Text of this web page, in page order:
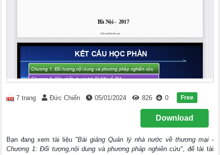
7 trang Đức Chiến 05/01/2024 826 0 Free
Download
Bạn đang xem tài liệu "Bài giảng Quản lý nhà nước về thương mại -
Chương 1: Đối tượng,nội dung và phương pháp nghiên cứu", để tải tài